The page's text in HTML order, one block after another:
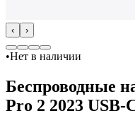
‹ ›
•Нет в наличии
Беспроводные
Pro 2 2023